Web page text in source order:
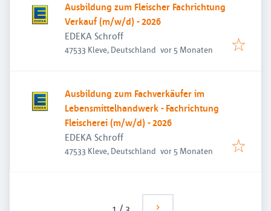
Ausbildung zum Fleischer Fachrichtung
Verkauf (m/w/d) - 2026
EDEKA Schroff
47533 Kleve, Deutschland Veröffentlicht:
vor 5 Monaten
Ausbildung zum Fachverkäufer im
Lebensmittelhandwerk - Fachrichtung
Fleischerei (m/w/d) - 2026
EDEKA Schroff
47533 Kleve, Deutschland Veröffentlicht:
vor 5 Monaten
1 / 3